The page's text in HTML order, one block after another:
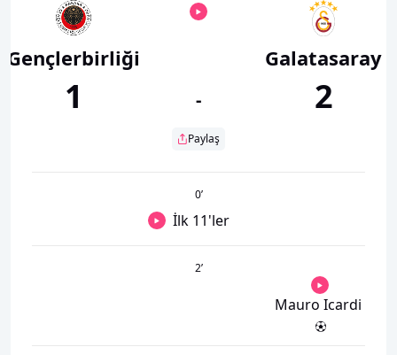
Gençlerbirliği
1 -
Paylaş
Galatasaray
2
0’
İlk 11'ler
2’
Mauro Icardi